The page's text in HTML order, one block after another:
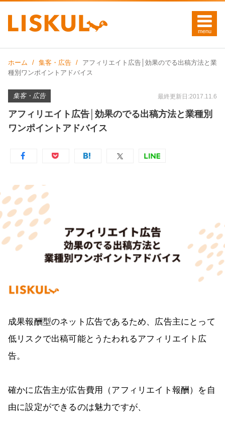
ホーム 集客・広告
アフィリエイト広告│効果のでる出稿方法と業
種別ワンポイントアドバイス
集客・広告 最終更新日:2017.11.6
アフィリエイト広告│効果のでる出稿方法と業種別
ワンポイントアドバイス
成果報酬型のネット広告であるため、広告主にとって
低リスクで出稿可能とうたわれるアフィリエイト広
告。
確かに広告主が広告費用（アフィリエイト報酬）を自
由に設定ができるのは魅力ですが、